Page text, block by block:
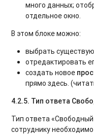
много данных;
отдельное окно.
В этом блоке можно:
выбрать
отредактировать
создать новое
прямо здесь.
4.2.5. Тип ответа
Тип ответа «Свободный
сотруднику